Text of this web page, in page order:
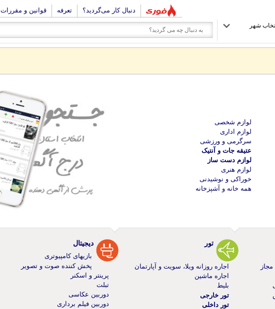
دنبال کار می‌گردید؟ تعرفه قوانین و مقررات
شهر
لوازم شخصی
لوازم اداری
سرگرمی و ورزشی
عتیقه جات و آنتیک
لوازم دست ساز
لوازم هنری
خوراکی و نوشیدنی
همه خانه و آشپزخانه
تور
اجاره روزانه ویلا، سویت و آپارتمان
اجاره ماشین
بلیط
تور خارجی
تور داخلی
دیجیتال
بازیهای کامپیوتری
پخش کننده صوت و تصویر
پرینتر و اسکنر
تبلت
دوربین عکاسی
دوربین فیلم برداری